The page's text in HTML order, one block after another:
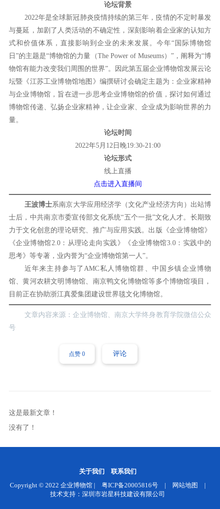
论坛背景
2022年是全球新冠肺炎疫情持续的第三年，疫情的不定时暴发
与蔓延，加剧了人类活动的不确定性，深刻影响着企业家的认知方
式和价值体系，直接影响到企业的未来发展。今年“国际博物馆
日”的主题是“博物馆的力量（The Power of Museums）”，阐释为“博
物馆有能力改变我们周围的世界”。因此第五届企业博物馆发展云论
坛暨《江苏工业博物馆地图》编撰研讨会确定主题为：企业家精神
与企业博物馆，旨在进一步思考企业博物馆的价值，探讨如何通过
博物馆传递、弘扬企业家精神，让企业家、企业成为影响世界的力
量。
论坛时间
2022年5月12日晚19:30-21:00
论坛形式
线上直播
点击进入直播间
王波博士系南京大学应用经济学（文化产业经济方向）出站博
士后，中共南京市委宣传部文化系统“五个一批”文化人才。长期致
力于文化创意的理论研究、推广与应用实践。出版《企业博物馆》
《企业博物馆2.0：从理论走向实践》《企业博物馆3.0：实践中的
思考》等专著，业内誉为“企业博物馆第一人”。
近年来主持参与了AMC私人博物馆群、中国乡镇企业博物
馆、黄河农耕文明博物馆、南京鸭文化博物馆等多个博物馆项目，
目前正在协助浙江真爱集团建设世界毯文化博物馆。
文章内容来源：企业博物馆、南京大学终身教育学院微信公众
号
点赞0 评论
这是最新文章！
没有了！
关于我们
联系我们
Copyright © 2022 企业博物馆| 粤ICP备20005816号| 网站地图 |
技术支持：深圳市岩星科技建设有限公司